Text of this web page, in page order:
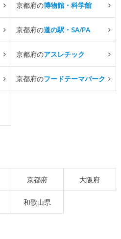
京都府の博物館・科学館
京都府の道の駅・SA/PA
京都府のアスレチック
京都府のフードテーマパーク
京都府 大阪府
和歌山県